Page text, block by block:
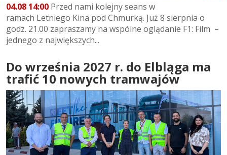
04.08 14:00 Przed nami kolejny seans w
ramach Letniego Kina pod Chmurką. Już 8 sierpnia o
godz. 21.00 zapraszamy na wspólne oglądanie F1: Film –
jednego z największych...
Do września 2027 r. do Elbląga ma
trafić 10 nowych tramwajów